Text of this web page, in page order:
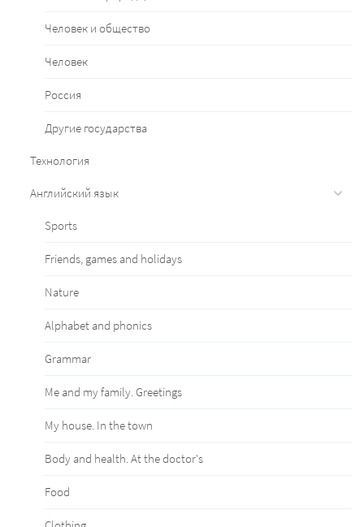
Человек и общество
Человек
Россия
Другие государства
Технология
Английский язык
Sports
Friends, games and holidays
Nature
Alphabet and phonics
Grammar
Me and my family. Greetings
My house. In the town
Body and health. At the doctor's
Food